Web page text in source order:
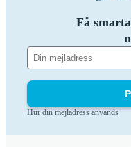
Få
Hur din mejladress används